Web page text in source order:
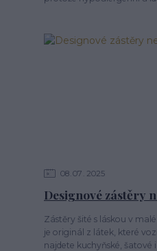
08 07 2025
Designové zástěry
Zástěry šité s láskou v
je originál z látek, které
najdete kuchyňské, šatové i